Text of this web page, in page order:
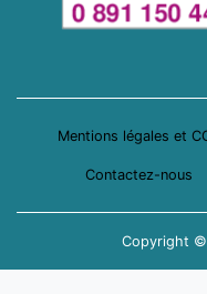
Mentions légales et
Contactez-nous
Copyright